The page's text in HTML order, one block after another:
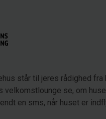
står til jeres rådighed fra
velkomstlounge se, om
en sms, når huset er